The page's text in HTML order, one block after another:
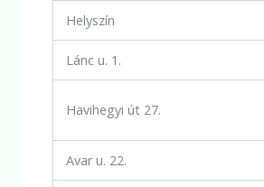
Helyszín
Lánc u. 1.
Havihegyi út 27.
Avar u. 22.